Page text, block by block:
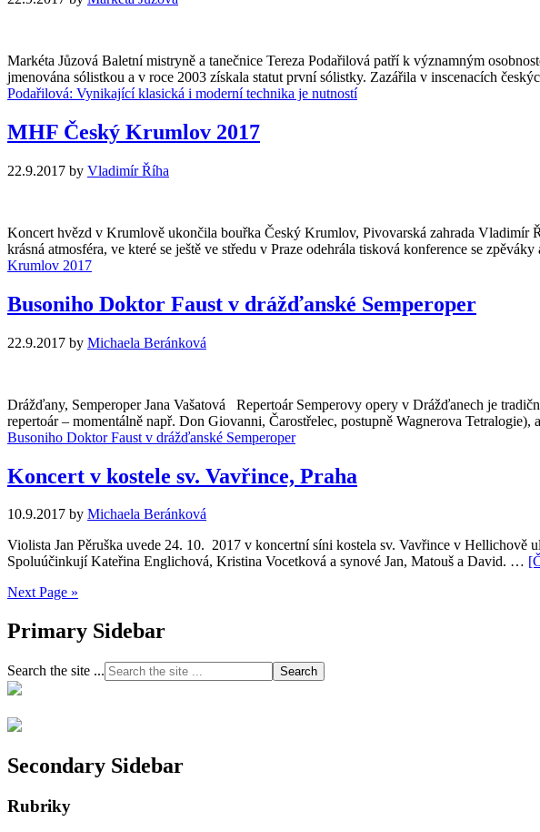
Markéta Jůzová Baletní mistryně a tanečnice Tereza Podařilová patří k významným
jmenována sólistkou a v roce 2003 získala statut první sólistky. Zazářila v inscenacích
Podařilová: Vynikající klasická i moderní technika je nutností
MHF Český Krumlov 2017
22.9.2017 by Vladimír Říha
Koncert hvězd v Krumlově ukončila bouřka Český Krumlov, Pivovarská zahrada
krásná atmosféra, ve které se ještě ve středu v Praze odehrála tisková konference se
Krumlov 2017
Busoniho Doktor Faust v drážďanské Semperoper
22.9.2017 by Michaela Beránková
Drážďany, Semperoper Jana Vašatová Repertoár Semperovy opery v Drážďanech je
repertoár – momentálně např. Don Giovanni, Čarostřelec, postupně Wagnerova
Busoniho Doktor Faust v drážďanské Semperoper
Koncert v kostele sv. Vavřince, Praha
10.9.2017 by Michaela Beránková
Violista Jan Pěruška uvede 24. 10. 2017 v koncertní síni kostela sv. Vavřince v
Spoluúčinkují Kateřina Englichová, Kristina Vocetková a synové Jan, Matouš a David. …
Next Page »
Primary Sidebar
Search the site ...
Secondary Sidebar
Rubriky